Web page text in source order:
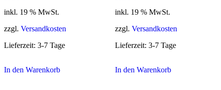
inkl. 19 % MwSt.
zzgl. Versandkosten
Lieferzeit: 3-7 Tage
In den Warenkorb
inkl. 19 % MwSt.
zzgl. Versandkosten
Lieferzeit: 3-7 Tage
In den Warenkorb